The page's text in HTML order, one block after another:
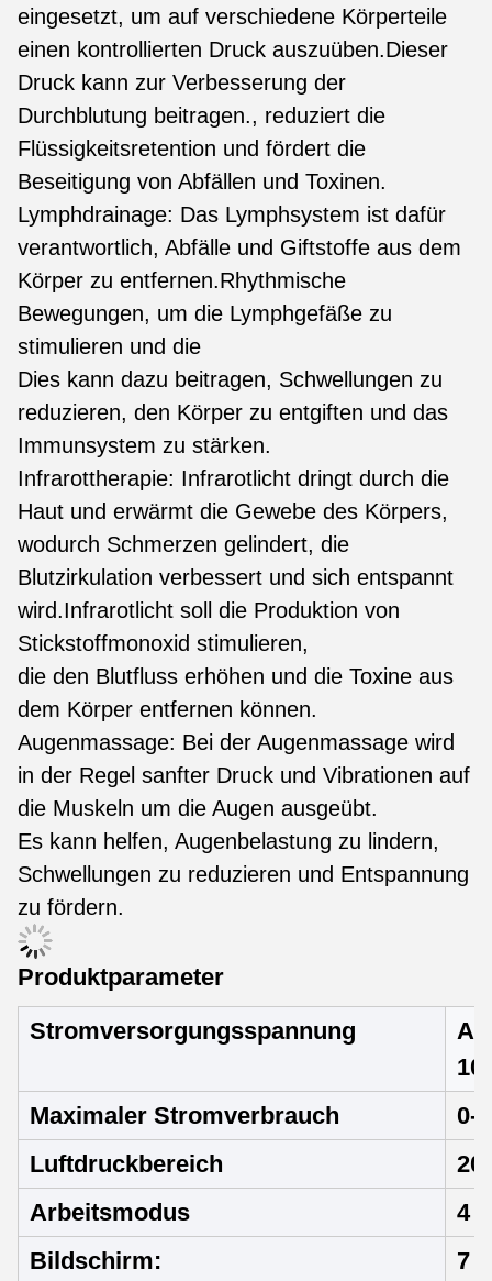
eingesetzt, um auf verschiedene Körperteile
einen kontrollierten Druck auszuüben.Dieser
Druck kann zur Verbesserung der
Durchblutung beitragen., reduziert die
Flüssigkeitsretention und fördert die
Beseitigung von Abfällen und Toxinen.
Lymphdrainage: Das Lymphsystem ist dafür
verantwortlich, Abfälle und Giftstoffe aus dem
Körper zu entfernen.Rhythmische
Bewegungen, um die Lymphgefäße zu
stimulieren und die
Dies kann dazu beitragen, Schwellungen zu
reduzieren, den Körper zu entgiften und das
Immunsystem zu stärken.
Infrarottherapie: Infrarotlicht dringt durch die
Haut und erwärmt die Gewebe des Körpers,
wodurch Schmerzen gelindert, die
Blutzirkulation verbessert und sich entspannt
wird.Infrarotlicht soll die Produktion von
Stickstoffmonoxid stimulieren,
die den Blutfluss erhöhen und die Toxine aus
dem Körper entfernen können.
Augenmassage: Bei der Augenmassage wird
in der Regel sanfter Druck und Vibrationen auf
die Muskeln um die Augen ausgeübt.
Es kann helfen, Augenbelastung zu lindern,
Schwellungen zu reduzieren und Entspannung
zu fördern.
Produktparameter
Stromversorgungsspannung
Maximaler Stromverbrauch
0-
Luftdruckbereich
20
Arbeitsmodus
4
Bildschirm:
7